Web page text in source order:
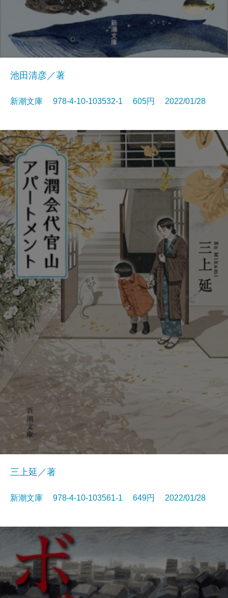
池田清彦／著
新潮文庫 978-4-10-103532-1 605円 2022/01/28
三上延／著
新潮文庫 978-4-10-103561-1 649円 2022/01/28